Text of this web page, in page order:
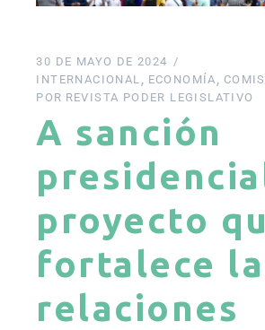
30 DE MAYO DE 2024
INTERNACIONAL
ECONOMÍA
POR REVISTA PODER LEGISLATIVO
A sanción
proyecto
fortalece
relaciones